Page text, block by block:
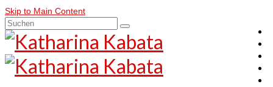
Skip to Main Content
Suchen
nach: